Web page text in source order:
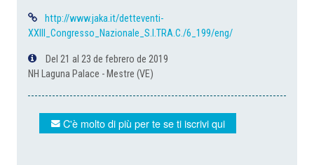
http://www.jaka.it/detteventi-
XXIII_Congresso_Nazionale_S.I.TRA.C./6_199/eng/
Del 21 al 23 de febrero de 2019
NH Laguna Palace - Mestre (VE)
C'è molto di più per te se ti iscrivi qui